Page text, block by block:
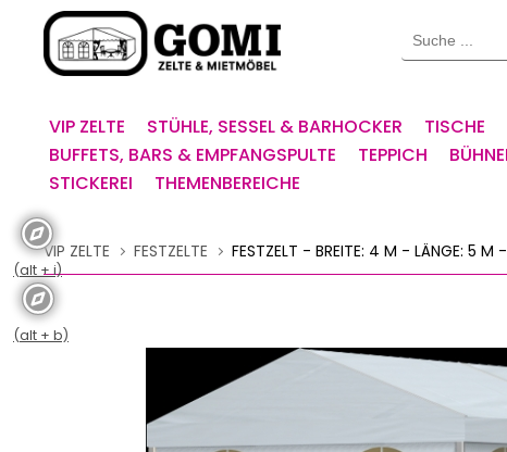
Willkommen.
Verwenden
Barrierefreiheitsmenü
und
ALT
um
Suche
VIP ZELTE STÜHLE, SESSEL & BARHOCKER TISCHE
BUFFETS, BARS & EMPFANGSPULTE
TEPPICH
STICKEREI
THEMENBEREICHE
VIP ZELTE FESTZELTE FESTZELT - BREITE: 4 M - LÄNGE: 5 M
(alt + b)
(alt + i)